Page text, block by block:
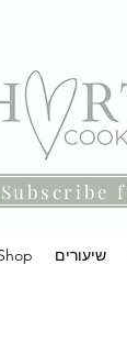
Subscribe
שיעורים